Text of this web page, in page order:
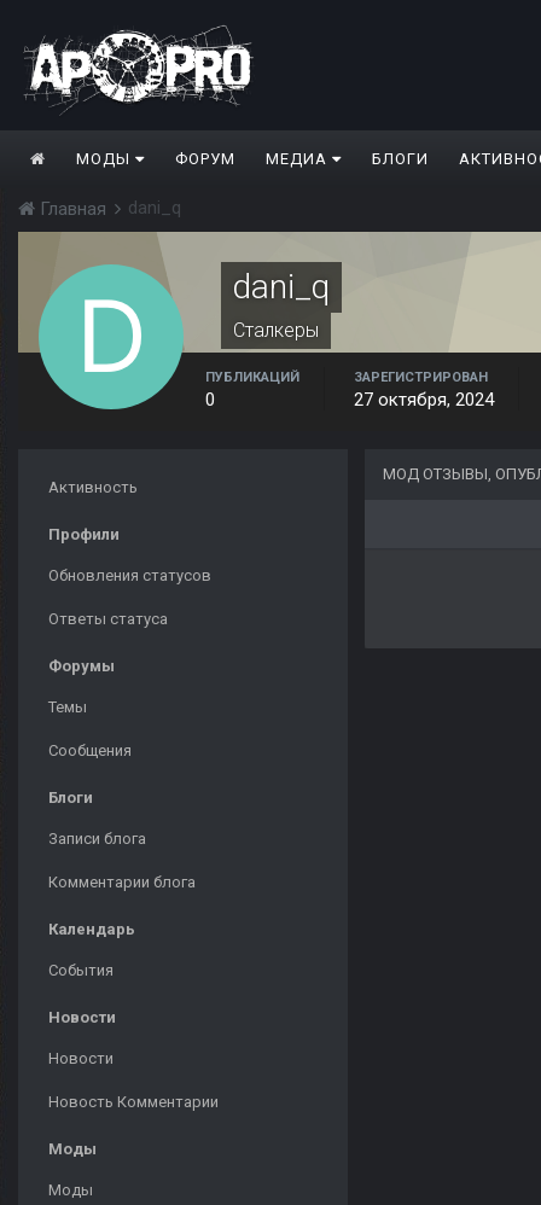
МОДЫ ФОРУМ МЕДИА БЛОГИ
Главная dani_q
dani_q
Сталкеры
ПУБЛИКАЦИЙ
0
ЗАРЕГИСТРИРОВАН
27 октября, 2024
Активность
Профили
Обновления статусов
Ответы статуса
Форумы
Темы
Сообщения
Блоги
Записи блога
Комментарии блога
Календарь
События
Новости
Новости
Новость Комментарии
Моды
Моды
МОД ОТЗЫВЫ,